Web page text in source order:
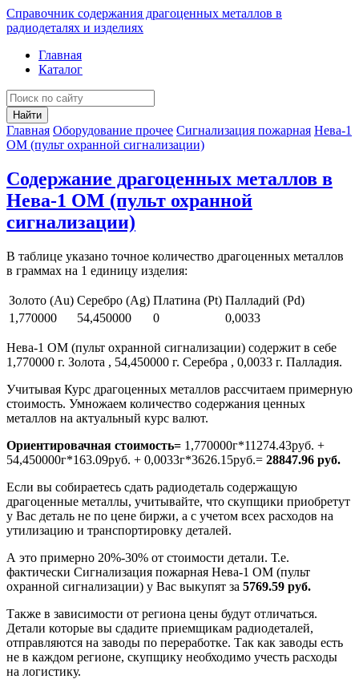
Справочник содержания драгоценных металлов в
радиодеталях и изделиях
Главная
Каталог
Найти
Главная Оборудование прочее Сигнализация пожарная Нева-1
ОМ (пульт охранной сигнализации)
Содержание драгоценных металлов в
Нева-1 ОМ (пульт охранной
сигнализации)
В таблице указано точное количество драгоценных металлов
в граммах на 1 единицу изделия:
Золото (Au) Серебро (Ag) Платина (Pt) Палладий (Pd)
1,770000
54,450000 0 0,0033
Нева-1 ОМ (пульт охранной сигнализации) содержит в себе
1,770000 г. Золота , 54,450000 г. Серебра , 0,0033 г. Палладия.
Учитывая Курс драгоценных металлов рассчитаем примерную
стоимость. Умножаем количество содержания ценных
металлов на актуальный курс валют.
Ориентировачная стоимость= 1,770000г*11274.43руб. +
54,450000г*163.09руб. + 0,0033г*3626.15руб.= 28847.96 руб.
Если вы собираетесь сдать радиодеталь содержащую
драгоценные металлы, учитывайте, что скупщики приобретут
у Вас деталь не по цене биржи, а с учетом всех расходов на
утилизацию и транспортировку деталей.
А это примерно 20%-30% от стоимости детали. Т.е.
фактически Сигнализация пожарная Нева-1 ОМ (пульт
охранной сигнализации) у Вас выкупят за 5769.59 руб.
Также в зависимости от региона цены будут отличаться.
Детали которые вы сдадите приемщикам радиодеталей,
отправляются на заводы по переработке. Так как заводы есть
не в каждом регионе, скупщику необходимо учесть расходы
на логистику.